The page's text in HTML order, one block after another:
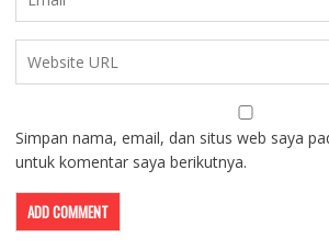
Simpan nama, email, dan situs web saya
untuk komentar saya berikutnya.